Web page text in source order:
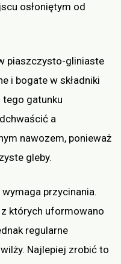
osłoniętym od
piaszczysto-gliniaste
i bogate w składniki
gatunku
a
nawozem, ponieważ
gleby.
wymaga przycinania.
których uformowano
regularne
Najlepiej zrobić to